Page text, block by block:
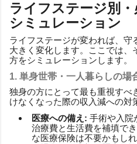
ライフステージ別
シミュレーション
ライフステージが変われば、守
大きく変化します。ここでは、
方をシミュレーションします。
1. 単身世帯・一人暮らしの場
独身の方にとって最も重視すべ
けなくなった際の収入減への対
医療への備え: 手術や入院
治療費と生活費を補填で
な医療保険は不要かもし